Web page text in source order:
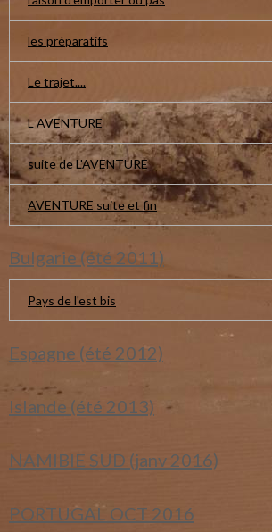
les préparatifs
Le trajet....
L AVENTURE
suite de L'AVENTURE
AVENTURE suite et fin
Bulgarie (été 2011)
Pays de l'est bis
Espagne (été 2012)
Islande (été 2013)
NAMIBIE SUD (janv 2016)
PORTUGAL OCT 2016